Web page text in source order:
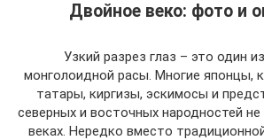
Двойное веко: фото и
Узкий разрез глаз – это один
монголоидной расы. Многие японцы,
татары, киргизы, эскимосы и
северных и восточных народностей
веках. Нередко вместо